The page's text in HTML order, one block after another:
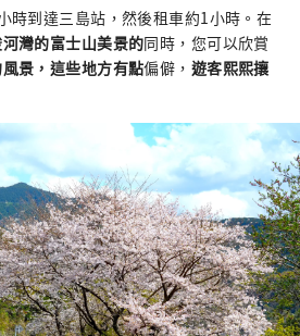
時到達三島站，然後租車約1小時。在
灣的富士山美景的同時，您可以欣賞
景，這些地方有點偏僻， 遊客熙熙攘